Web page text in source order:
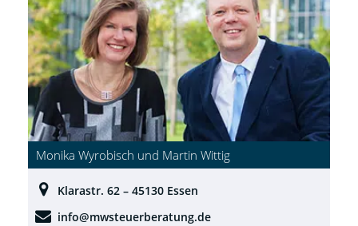
Monika Wyrobisch und Martin Wittig
Klarastr. 62 – 45130 Essen
info@mwsteuerberatung.de